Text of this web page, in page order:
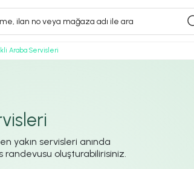
ilan no veya mağaza adı ile ara
Araba Servisleri
yakın servisleri anında
randevusu oluşturabilirisiniz.